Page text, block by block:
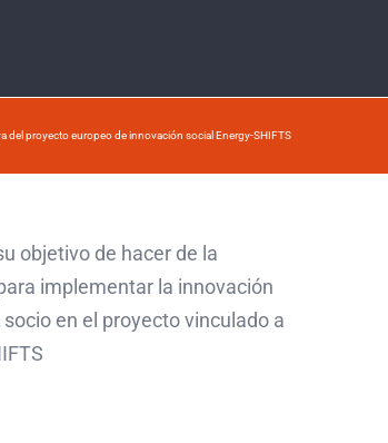
del proyecto europeo de innovación social Energy-SHIFTS
objetivo de hacer de la
implementar la innovación
en el proyecto vinculado a